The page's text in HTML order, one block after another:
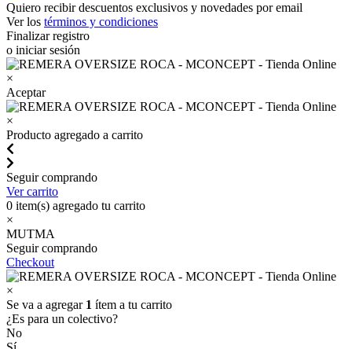
Quiero recibir descuentos exclusivos y novedades por email
Ver los términos y condiciones
Finalizar registro
o iniciar sesión
×
Aceptar
×
Producto agregado a carrito
Seguir comprando
Ver carrito
0 item(s) agregado tu carrito
×
MUTMA
Seguir comprando
Checkout
×
Se va a agregar 1 ítem a tu carrito
¿Es para un colectivo?
No